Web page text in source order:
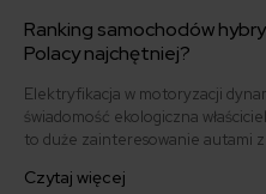
Ranking samochodów
Polacy najchętniej?
Elektryfikacja w motoryzacji
świadomość ekologiczna
to duże zainteresowanie autami
Czytaj więcej